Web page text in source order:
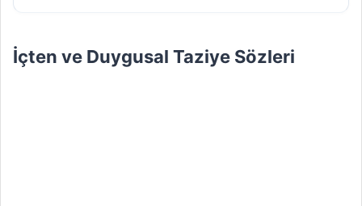
İçten ve Duygusal Taziye Sözleri